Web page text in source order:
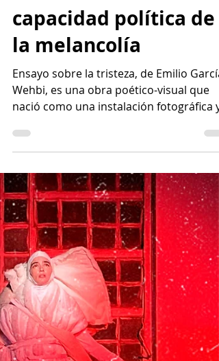
24 jun 2025 4 min de lectura
"Ensayo sobre la
tristeza": una lectura
capacidad política de
la melancolía
Ensayo sobre la tristeza, de Emilio García
Wehbi, es una obra poético-visual que
nació como una instalación fotográfica y
se transformó en una publicación
editorial en 2004.